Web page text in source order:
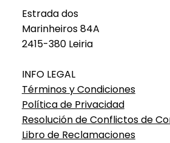
INFO LEGAL
Términos y Condiciones
Política de Privacidad
Resolución de Conflictos de
Libro de Reclamaciones
Estrada dos
Marinheiros 84A
2415-380 Leiria